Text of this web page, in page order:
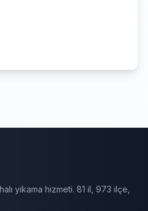
yıkama hizmeti. 81 il, 973 ilçe,